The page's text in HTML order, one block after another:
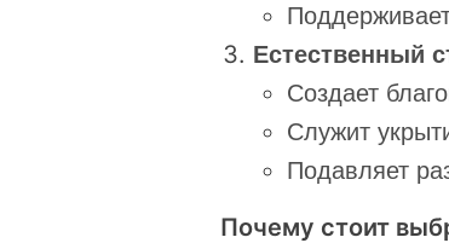
Естественный
Создает
Служит
Подавляет
Почему стоит